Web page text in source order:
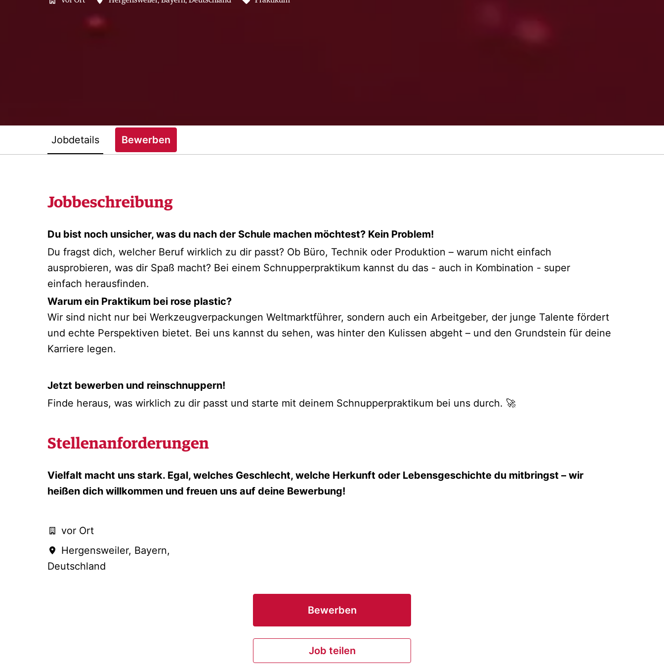
Jobdetails Bewerben
Jobbeschreibung
Du bist noch unsicher, was du nach der Schule machen möchtest? Kein Problem!
Du fragst dich, welcher Beruf wirklich zu dir passt? Ob Büro, Technik oder Produktion – warum nicht einfach
ausprobieren, was dir Spaß macht? Bei einem Schnupperpraktikum kannst du das - auch in Kombination - super
einfach herausfinden.
Warum ein Praktikum bei rose plastic?
Wir sind nicht nur bei Werkzeugverpackungen Weltmarktführer, sondern auch ein Arbeitgeber, der junge Talente fördert
und echte Perspektiven bietet. Bei uns kannst du sehen, was hinter den Kulissen abgeht – und den Grundstein für deine
Karriere legen.
Jetzt bewerben und reinschnuppern!
Finde heraus, was wirklich zu dir passt und starte mit deinem Schnupperpraktikum bei uns durch. 🚀
Stellenanforderungen
Vielfalt macht uns stark. Egal, welches Geschlecht, welche Herkunft oder Lebensgeschichte du mitbringst – wir
heißen dich willkommen und freuen uns auf deine Bewerbung!
vor Ort
Hergensweiler, Bayern,
Deutschland
Bewerben
Job teilen